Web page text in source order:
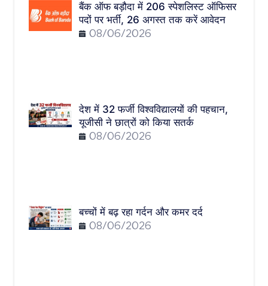
बैंक ऑफ बड़ौदा में 206 स्पेशलिस्ट ऑफिसर
पदों पर भर्ती, 26 अगस्त तक करें आवेदन
08/06/2026
देश में 32 फर्जी विश्वविद्यालयों की पहचान,
यूजीसी ने छात्रों को किया सतर्क
08/06/2026
बच्चों में बढ़ रहा गर्दन और कमर दर्द
08/06/2026